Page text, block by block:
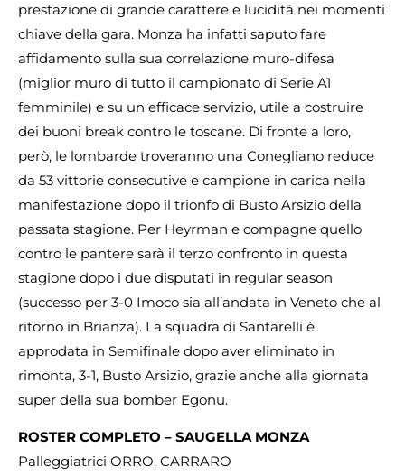
prestazione di grande carattere e lucidità nei momenti
chiave della gara. Monza ha infatti saputo fare
affidamento sulla sua correlazione muro-difesa
(miglior muro di tutto il campionato di Serie A1
femminile) e su un efficace servizio, utile a costruire
dei buoni break contro le toscane. Di fronte a loro,
però, le lombarde troveranno una Conegliano reduce
da 53 vittorie consecutive e campione in carica nella
manifestazione dopo il trionfo di Busto Arsizio della
passata stagione. Per Heyrman e compagne quello
contro le pantere sarà il terzo confronto in questa
stagione dopo i due disputati in regular season
(successo per 3-0 Imoco sia all’andata in Veneto che al
ritorno in Brianza). La squadra di Santarelli è
approdata in Semifinale dopo aver eliminato in
rimonta, 3-1, Busto Arsizio, grazie anche alla giornata
super della sua bomber Egonu.
ROSTER COMPLETO – SAUGELLA MONZA
Palleggiatrici ORRO, CARRARO